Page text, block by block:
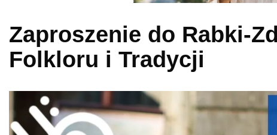
Zaproszenie do Rabki-
Folkloru i Tradycji